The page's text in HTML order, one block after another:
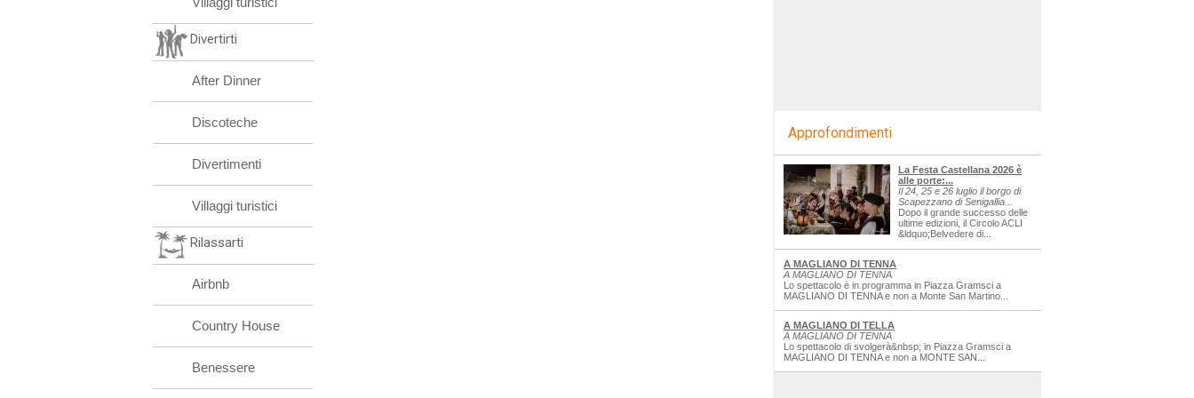
Divertirti
After Dinner
Discoteche
Divertimenti
Villaggi turistici
Rilassarti
Airbnb
Country House
Benessere
Approfondimenti
La Festa Castellana 2026 è
alle porte:...
Il 24, 25 e 26 luglio il borgo di
Scapezzano di Senigallia...
Dopo il grande successo delle
ultime edizioni, il Circolo ACLI
&ldquo;Belvedere di...
A MAGLIANO DI TENNA
A MAGLIANO DI TENNA
Lo spettacolo è in programma in Piazza Gramsci a
MAGLIANO DI TENNA e non a Monte San Martino...
A MAGLIANO DI TELLA
A MAGLIANO DI TENNA
Lo spettacolo di svolgerà&nbsp; in Piazza Gramsci a
MAGLIANO DI TENNA e non a MONTE SAN...